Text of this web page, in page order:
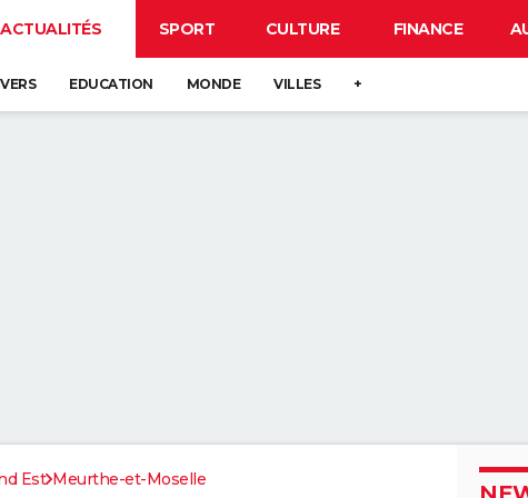
ACTUALITÉS SPORT CULTURE FINANCE
EDUCATION MONDE VILLES +
Est Meurthe-et-Moselle